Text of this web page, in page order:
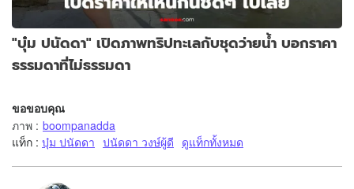
"บุ๋ม ปนัดดา" เปิดภาพทริปทะเลกับชุดว่ายน้ำ บอกราคา
ธรรมดาที่ไม่ธรรมดา
ขอขอบคุณ
ภาพ : boompanadda
แท็ก : บุ๋ม ปนัดดา ปนัดดา วงษ์ผู้ดี ดูแท็กทั้งหมด